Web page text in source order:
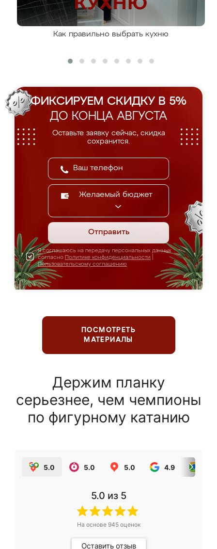
Как правильно выбрать кухню
ФИКСИРУЕМ СКИДКУ В 5%
ДО КОНЦА АВГУСТА
Оставьте заявку сейчас, скидка
сохранится.
Желаемый бюджет
Отправить
Я соглашаюсь на передачу персональных данных
согласно Политике конфиденциальности
Пользовательскому соглашению
ПОСМОТРЕТЬ
МАТЕРИАЛЫ
Держим планку
серьезнее, чем чемпионы
по фигурному катанию
5.0 5.0 5.0 4.9
5.0 из 5
На основе 945оценок
Оставить отзыв